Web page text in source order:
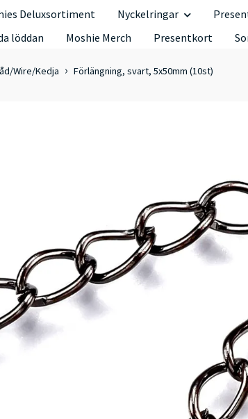
Deluxsortiment Nyckelringar
löddan Moshie Merch Presentkort
Wire/Kedja Förlängning, svart, 5x50mm (10st)